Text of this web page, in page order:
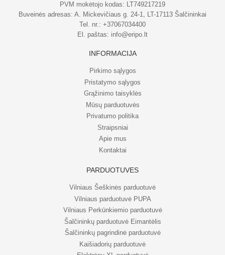
PVM mokėtojo kodas: LT749217219
Buveinės adresas: A. Mickevičiaus g. 24-1, LT-17113 Šalčininkai
Tel. nr.: +37067034400
El. paštas: info@eripo.lt
INFORMACIJA
Pirkimo sąlygos
Pristatymo sąlygos
Grąžinimo taisyklės
Mūsų parduotuvės
Privatumo politika
Straipsniai
Apie mus
Kontaktai
PARDUOTUVĖS
Vilniaus Šeškinės parduotuvė
Vilniaus parduotuvė PUPA
Vilniaus Perkūnkiemio parduotuvė
Šalčininkų parduotuvė Eimantėlis
Šalčininkų pagrindinė parduotuvė
Kaišiadorių parduotuvė